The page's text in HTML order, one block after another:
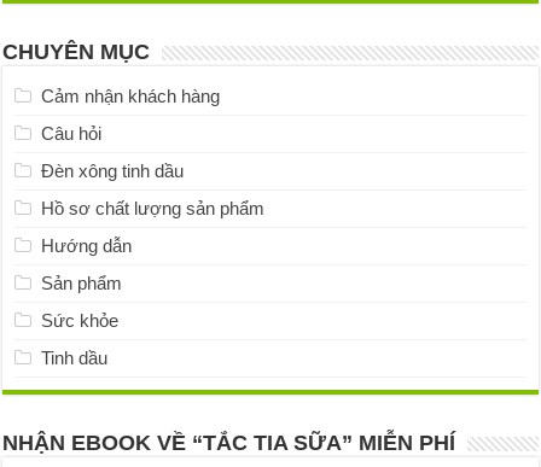
CHUYÊN MỤC
Cảm nhận khách hàng
Câu hỏi
Đèn xông tinh dầu
Hồ sơ chất lượng sản phẩm
Hướng dẫn
Sản phẩm
Sức khỏe
Tinh dầu
NHẬN EBOOK VỀ “TẮC TIA SỮA” MIỄN PHÍ